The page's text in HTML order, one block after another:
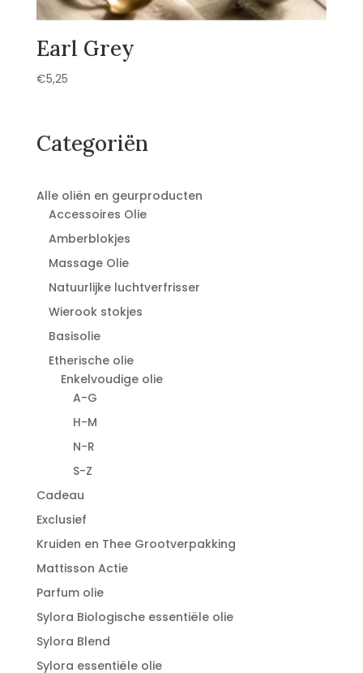
Earl Grey
€5,25
Categoriën
Alle oliën en geurproducten
Accessoires Olie
Amberblokjes
Massage Olie
Natuurlijke luchtverfrisser
Wierook stokjes
Basisolie
Etherische olie
Enkelvoudige olie
A-G
H-M
N-R
S-Z
Cadeau
Exclusief
Kruiden en Thee Grootverpakking
Mattisson Actie
Parfum olie
Sylora Biologische essentiële olie
Sylora Blend
Sylora essentiële olie